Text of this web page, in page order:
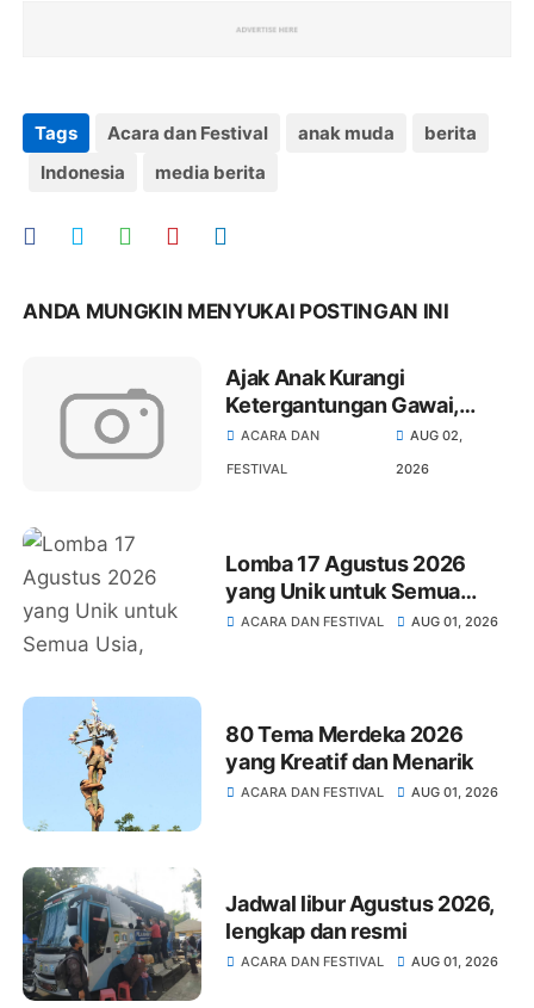
Tags Acara dan Festival anak muda
berita
Indonesia
media berita
ANDA MUNGKIN MENYUKAI POSTINGAN INI
Ajak Anak Kurangi
Ketergantungan Gawai,
PKPA Gelar Festival Seni
dan Tradisi Ramah Anak
ACARA DAN
FESTIVAL
AUG 02,
2026
Lomba 17 Agustus 2026
yang Unik untuk Semua
Usia, Perayaan HUT RI Makin
ACARA DAN FESTIVAL AUG 01, 2026
80 Tema Merdeka 2026
yang Kreatif dan Menarik
ACARA DAN FESTIVAL AUG 01, 2026
Jadwal libur Agustus 2026,
lengkap dan resmi
ACARA DAN FESTIVAL AUG 01, 2026